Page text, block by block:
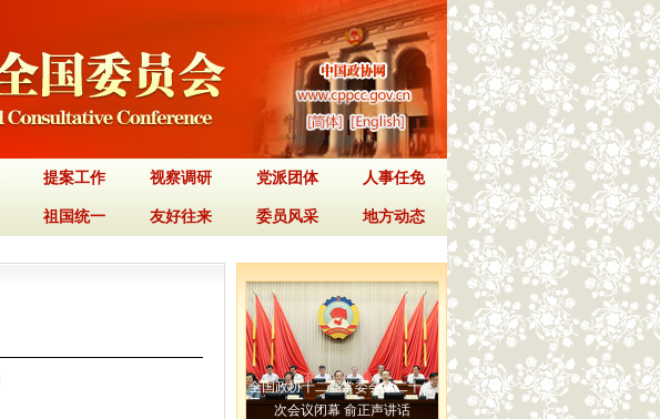
提案工作 视察调研 党派团体 人事任免
祖国统一 友好往来 委员风采 地方动态
全国政协十二届常委会第二十二
次会议闭幕 俞正声讲话